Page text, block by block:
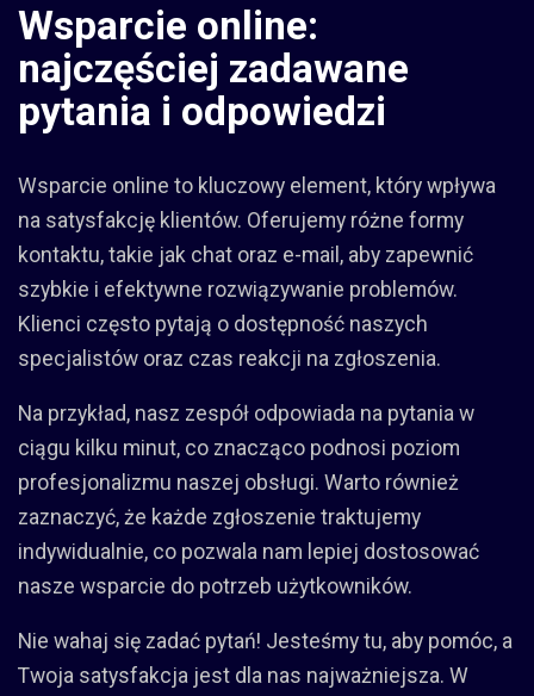
Wsparcie online:
najczęściej zadawane
pytania i odpowiedzi
Wsparcie online to kluczowy element, który wpływa
na satysfakcję klientów. Oferujemy różne formy
kontaktu, takie jak chat oraz e-mail, aby zapewnić
szybkie i efektywne rozwiązywanie problemów.
Klienci często pytają o dostępność naszych
specjalistów oraz czas reakcji na zgłoszenia.
Na przykład, nasz zespół odpowiada na pytania w
ciągu kilku minut, co znacząco podnosi poziom
profesjonalizmu naszej obsługi. Warto również
zaznaczyć, że każde zgłoszenie traktujemy
indywidualnie, co pozwala nam lepiej dostosować
nasze wsparcie do potrzeb użytkowników.
Nie wahaj się zadać pytań! Jesteśmy tu, aby pomóc, a
Twoja satysfakcja jest dla nas najważniejsza. W